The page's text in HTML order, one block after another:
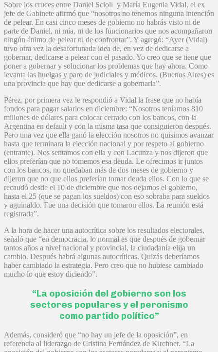
Sobre los cruces entre Daniel Scioli y María Eugenia Vidal, el ex
jefe de Gabinete afirmó que “nosotros no tenemos ninguna intención
de pelear. En casi cinco meses de gobierno no habrás visto ni de
parte de Daniel, ni mía, ni de los funcionarios que nos acompañaron
ningún ánimo de pelear ni de confrontar”. Y agregó: “Ayer (Vidal)
tuvo otra vez la desafortunada idea de, en vez de dedicarse a
gobernar, dedicarse a pelear con el pasado. Yo creo que se tiene que
poner a gobernar y solucionar los problemas que hay ahora. Como
levanta las huelgas y paro de judiciales y médicos. (Buenos Aires) es
una provincia que hay que dedicarse a gobernarla”.
Pérez, por primera vez le respondió a Vidal la frase que no había
fondos para pagar salarios en diciembre: “Nosotros teníamos 810
millones de dólares para colocar cerrado con los bancos, con la
Argentina en default y con la misma tasa que consiguieron después.
Pero una vez que ella ganó la elección nosotros no quisimos avanzar
hasta que terminara la elección nacional y por respeto al gobierno
(entrante). Nos sentamos con ella y con Lacunza y nos dijeron que
ellos preferían que no tomemos esa deuda. Le ofrecimos ir juntos
con los bancos, no quedaban más de dos meses de gobierno y
dijeron que no que ellos preferían tomar deuda ellos. Con lo que se
recaudó desde el 10 de diciembre que nos dejamos el gobierno,
hasta el 25 (que se pagan los sueldos) con eso sobraba para sueldos
y aguinaldo. Fue una decisión que tomaron ellos. La reunión está
registrada”.
A la hora de hacer una autocrítica sobre los resultados electorales,
señaló que “en democracia, lo normal es que después de gobernar
tantos años a nivel nacional y provincial, la ciudadanía elija un
cambio. Después habrá algunas autocríticas. Quizás deberíamos
haber cambiado la estrategia. Pero creo que no hubiese cambiado
mucho lo que estoy diciendo”.
“La oposición del gobierno son los
sectores populares y el peronismo
como partido político”
Además, consideró que “no hay un jefe de la oposición”, en
referencia al liderazgo de Cristina Fernández de Kirchner. “La